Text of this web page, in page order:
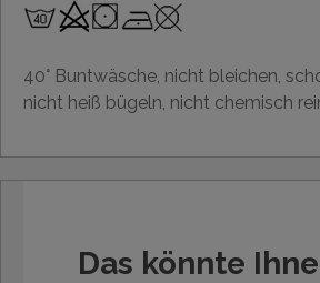
40° Buntwäsche, nicht bleichen,
nicht heiß bügeln, nicht chemisch
Das könnte